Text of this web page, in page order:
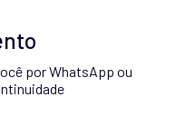
por WhatsApp ou